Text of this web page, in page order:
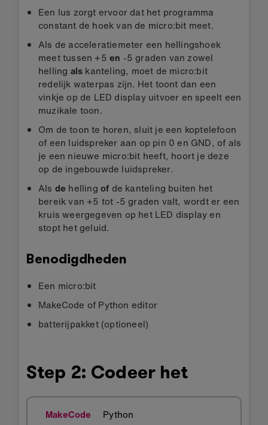
Een lus zorgt ervoor dat het programma
constant de hoek van de micro:bit meet.
Als de acceleratiemeter een hellingshoek
meet tussen +5 en -5 graden van zowel
helling als kanteling, moet de micro:bit
redelijk waterpas zijn. Het toont dan een
vinkje op de LED display uitvoer en speelt een
muzikale toon.
Om de toon te horen, sluit je een koptelefoon
of een luidspreker aan op pin 0 en GND, of als
je een nieuwe micro:bit heeft, hoort je deze
op de ingebouwde luidspreker.
Als de helling of de kanteling buiten het
bereik van +5 tot -5 graden valt, wordt er een
kruis weergegeven op het LED display en
stopt het geluid.
Benodigdheden
Een micro:bit
MakeCode of Python editor
batterijpakket (optioneel)
Step 2: Codeer het
MakeCode Python